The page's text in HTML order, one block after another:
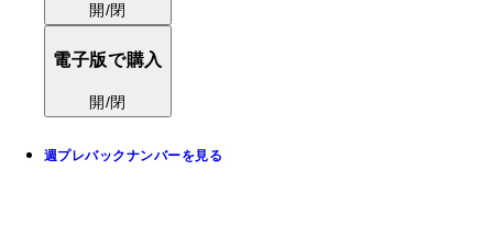
開/閉
電子版で購入
開/閉
週プレバックナンバーを見る